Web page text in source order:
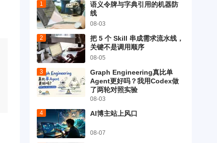
语义令牌与字典引用的机器防
线
08-03
把 5 个 Skill 串成需求流水线，
关键不是调用顺序
08-05
Graph Engineering真比单
Agent更好吗？我用Codex做
了两轮对照实验
08-03
AI博主站上风口
08-07